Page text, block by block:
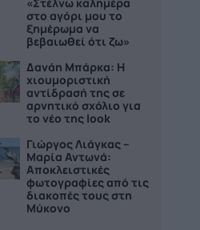
στο αγόρι μου το
ξημέρωμα να
βεβαιωθεί ότι ζω»
Δανάη Μπάρκα: Η
χιουμοριστική
αντίδρασή της σε
αρνητικό σχόλιο για
το νέο της look
Γιώργος Λιάγκας –
Μαρία Αντωνά:
Αποκλειστικές
φωτογραφίες από τις
διακοπές τους στη
Μύκονο